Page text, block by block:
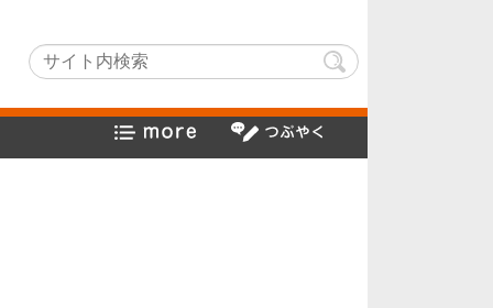
でヤフー検索方法